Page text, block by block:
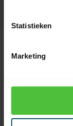
Statistieken
Marketing
Recent